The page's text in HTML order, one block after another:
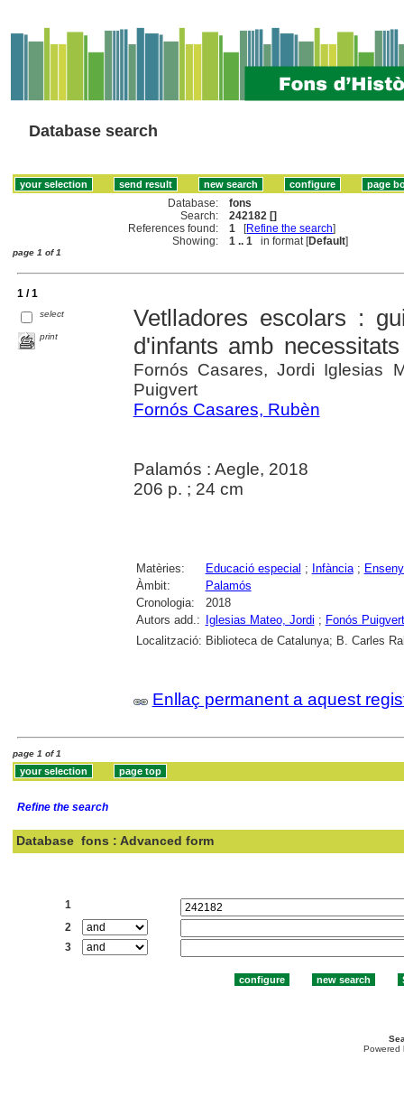
Database search
Database:
fons
Search:
242182 []
References found:
1 [Refine the search]
Showing:
1 .. 1 in format [Default]
page 1 of 1
1 / 1
select
print
Vetlladores escolars :
d'infants amb
Fornós Casares, Jordi Iglesias
Puigvert
Fornós Casares, Rubèn
Palamós : Aegle, 2018
206 p. ; 24 cm
Matèries: Educació especial ; Infància;
Àmbit:
Palamós
Cronologia:
2018
Autors add.:
Iglesias Mateo, Jordi ; Fonós
Localització: Biblioteca de Catalunya; B. Carles
Enllaç permanent a aquest
page 1 of 1
Refine the search
Database fons : Advanced form
1
2
3